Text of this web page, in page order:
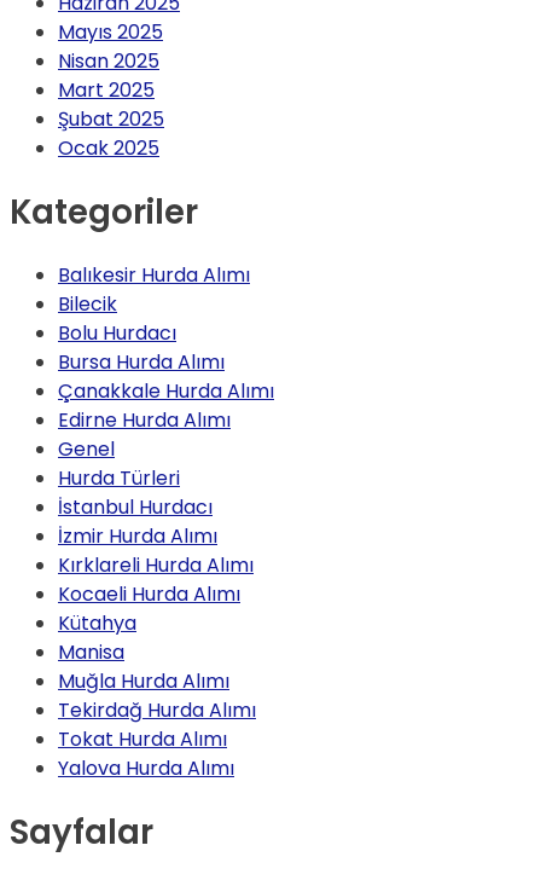
Mayıs 2025
Nisan 2025
Mart 2025
Şubat 2025
Ocak 2025
Kategoriler
Balıkesir Hurda Alımı
Bilecik
Bolu Hurdacı
Bursa Hurda Alımı
Çanakkale Hurda Alımı
Edirne Hurda Alımı
Genel
Hurda Türleri
İstanbul Hurdacı
İzmir Hurda Alımı
Kırklareli Hurda Alımı
Kocaeli Hurda Alımı
Kütahya
Manisa
Muğla Hurda Alımı
Tekirdağ Hurda Alımı
Tokat Hurda Alımı
Yalova Hurda Alımı
Sayfalar